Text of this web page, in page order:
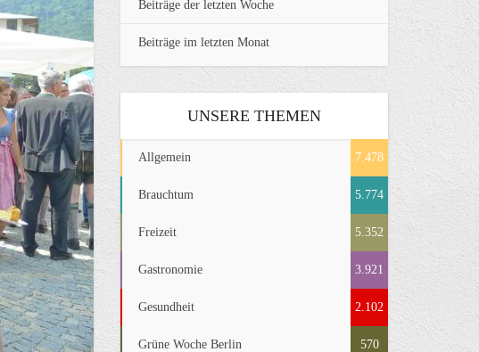
Beiträge der letzten Woche
Beiträge im letzten Monat
UNSERE THEMEN
Allgemein 7.478
Brauchtum 5.774
Freizeit 5.352
Gastronomie 3.921
Gesundheit 2.102
Grüne Woche Berlin 570